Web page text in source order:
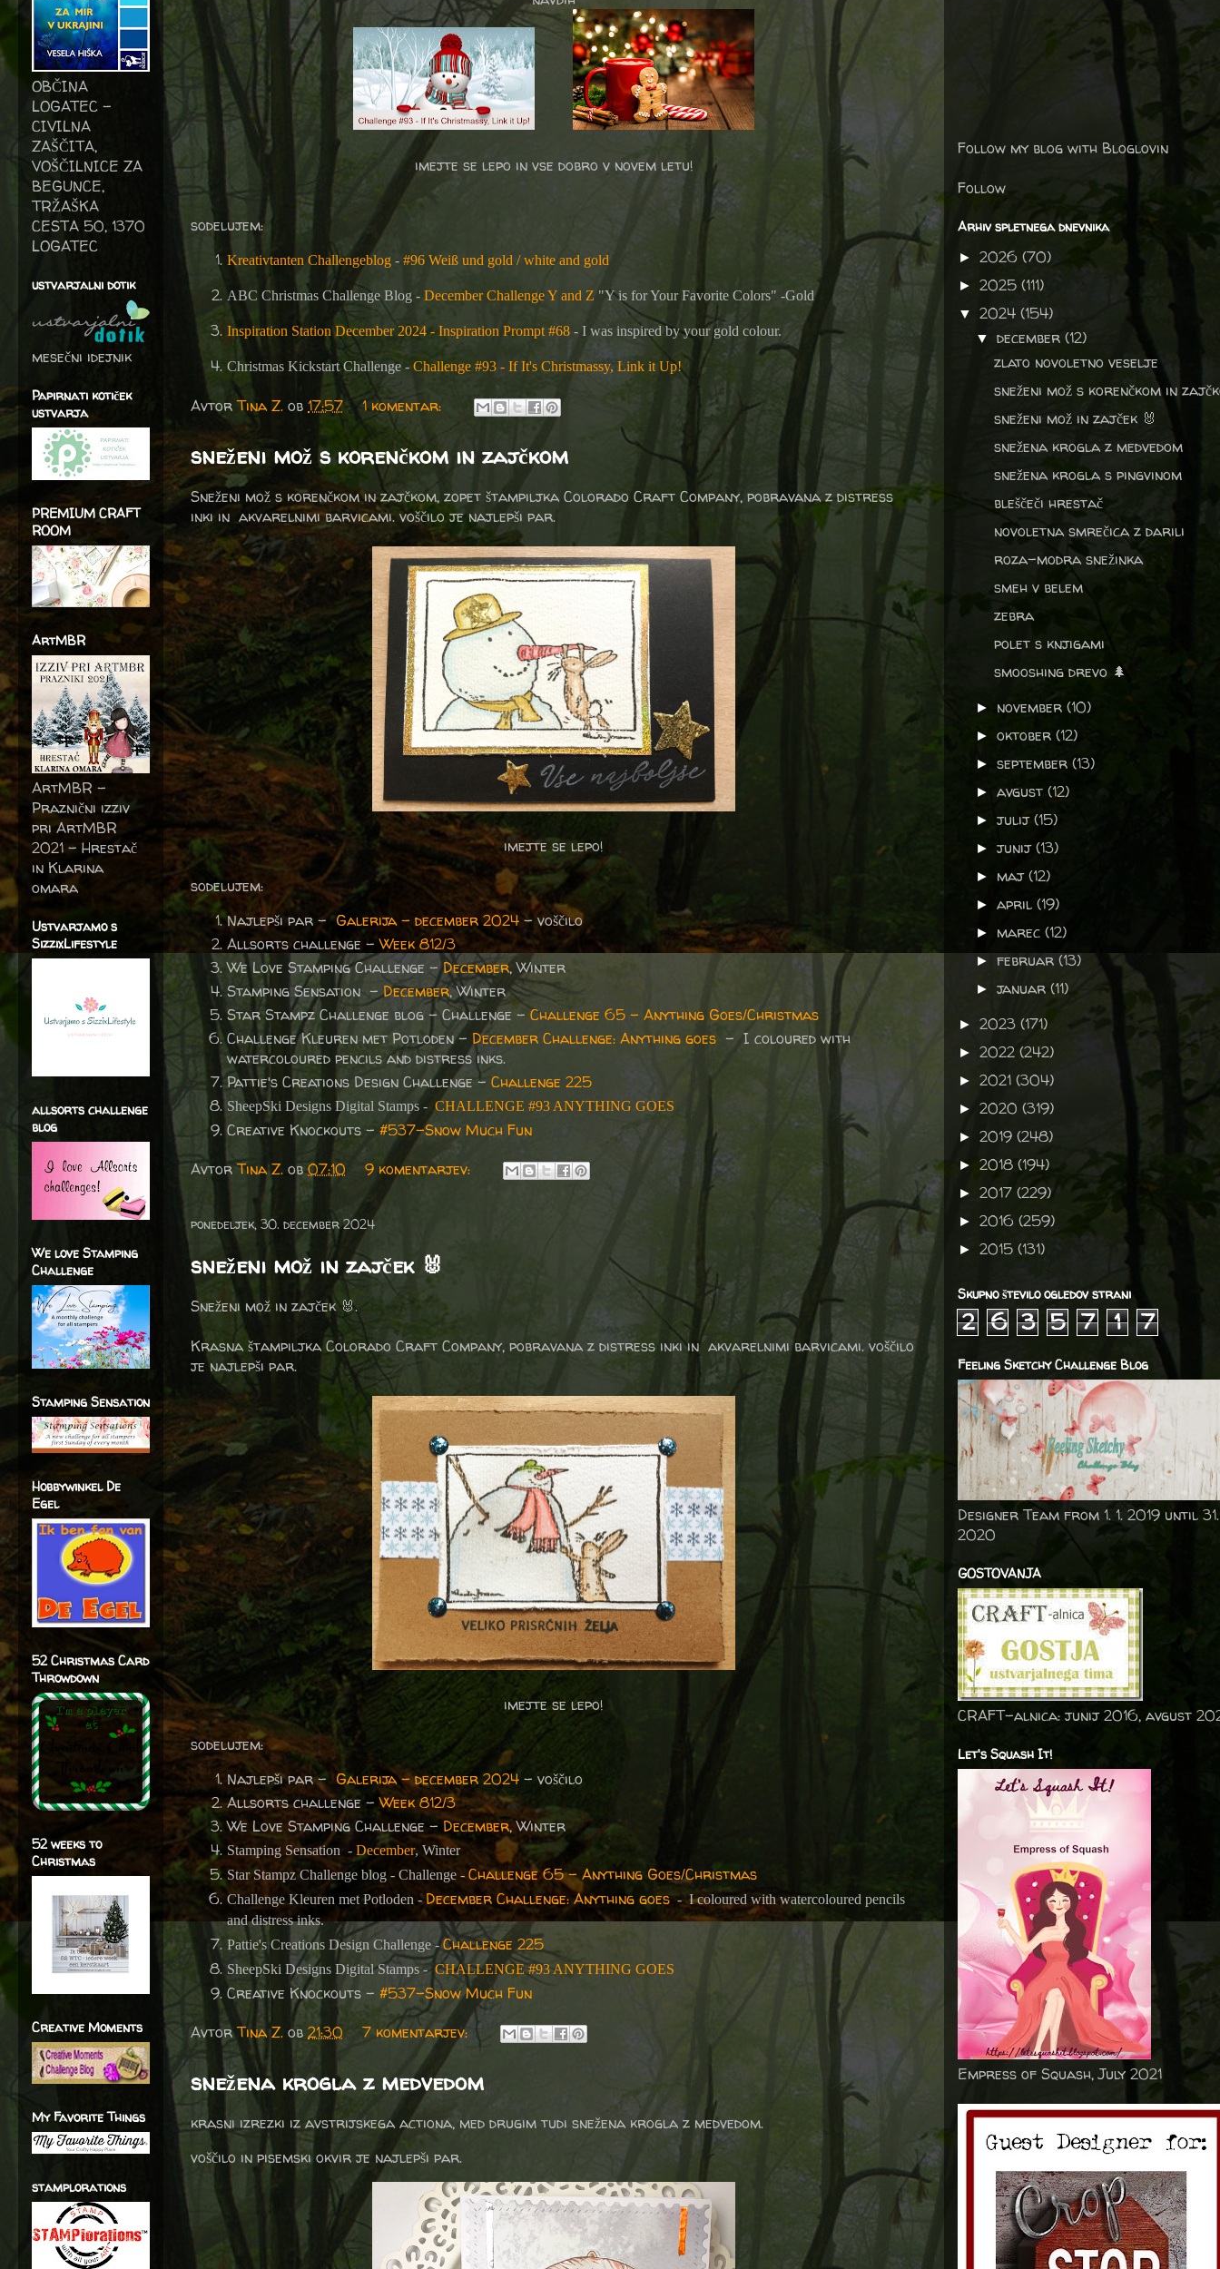
imejte se lepo in vse dobro v novem letu!
sodelujem:
Kreativtanten Challengeblog - #96 Weiß und gold / white and gold
ABC Christmas Challenge Blog - December Challenge Y and Z "Y is for Your Favorite Colors" -Gold
Inspiration Station December 2024 - Inspiration Prompt #68 - I was inspired by your gold colour.
Christmas Kickstart Challenge - Challenge #93 - If It's Christmassy, Link it Up!
AvtorTina Z. ob 17:57 1 komentar:
sneženi mož s korenčkom in zajčkom
Sneženi mož s korenčkom in zajčkom, zopet štampiljka Colorado Craft Company, pobravana z distress
inki in akvarelnimi barvicami. voščilo je najlepši par.
imejte se lepo!
sodelujem:
Najlepši par -Galerija – december 2024 – voščilo
Allsorts challenge –Week 812/3
We Love Stamping Challenge - December, Winter
Stamping Sensation -December, Winter
Star Stampz Challenge blog - Challenge -Challenge 65 - Anything Goes/Christmas
Challenge Kleuren met Potloden - December Challenge: Anything goes - I coloured with
watercoloured pencils and distress inks.
Pattie's Creations Design Challenge - Challenge 225
SheepSki Designs Digital Stamps - CHALLENGE #93 ANYTHING GOES
Creative Knockouts - #537-Snow Much Fun
AvtorTina Z. ob07:10 9 komentarjev:
ponedeljek, 30. december 2024
sneženi mož in zajček 🐰
Sneženi mož in zajček 🐰.
Krasna štampiljka Colorado Craft Company, pobravana z distress inki in akvarelnimi barvicami. voščilo
je najlepši par.
imejte se lepo!
sodelujem:
Najlepši par - Galerija – december 2024 – voščilo
Allsorts challenge –Week 812/3
We Love Stamping Challenge - December, Winter
Stamping Sensation - December, Winter
Star Stampz Challenge blog - Challenge - Challenge 65 - Anything Goes/Christmas
Challenge Kleuren met Potloden -December Challenge: Anything goes - I coloured with watercoloured pencils
and distress inks.
Pattie's Creations Design Challenge -Challenge 225
SheepSki Designs Digital Stamps - CHALLENGE #93 ANYTHING GOES
Creative Knockouts - #537-Snow Much Fun
AvtorTina Z. ob 21:30 7 komentarjev:
snežena krogla z medvedom
krasni izrezki iz avstrijskega actiona, med drugim tudi snežena krogla z medvedom.
voščilo in pisemski okvir je najlepši par.
OBČINA
LOGATEC -
CIVILNA
ZAŠČITA,
VOŠČILNICE ZA
BEGUNCE,
TRŽAŠKA
CESTA 50, 1370
LOGATEC
ustvarjalni dotik
mesečni idejnik
Papirnati kotiček
ustvarja
PREMIUM CRAFT
ROOM
ArtMBR
ArtMBR -
Praznični izziv
pri ArtMBR
2021 – Hrestač
in Klarina
omara
Ustvarjamo s
SizzixLifestyle
allsorts challenge
blog
We love Stamping
Challenge
Stamping Sensation
Hobbywinkel De
Egel
52 Christmas Card
Throwdown
52 weeks to
Christmas
Creative Moments
My Favorite Things
stamplorations
Follow my blog with Bloglovin
Follow
Arhiv spletnega dnevnika
► 2026 (70)
► 2025 (111)
▼ 2024 (154)
▼december(12)
zlato novoletno veselje
sneženi mož s korenčkom in
sneženi mož in zajček 🐰
snežena krogla z medvedom
snežena krogla s pingvinom
bleščeči hrestač
novoletna smrečica z darili
roza-modra snežinka
smeh v belem
zebra
polet s knjigami
smooshing drevo 🌲
► november(10)
►oktober(12)
►september(13)
►avgust(12)
►julij(15)
►junij(13)
► maj(12)
►april(19)
► marec(12)
►februar(13)
►januar(11)
► 2023 (171)
► 2022 (242)
► 2021 (304)
► 2020 (319)
► 2019 (248)
► 2018 (194)
► 2017 (229)
► 2016 (259)
► 2015 (131)
Skupno število ogledov strani
2 6 3 5 7 1 7
Feeling Sketchy Challenge Blog
Designer Team from 1. 1. 2019 until
2020
GOSTOVANJA
CRAFT-alnica: junij 2016, avgust
Let's Squash It!
Empress of Squash, July 2021